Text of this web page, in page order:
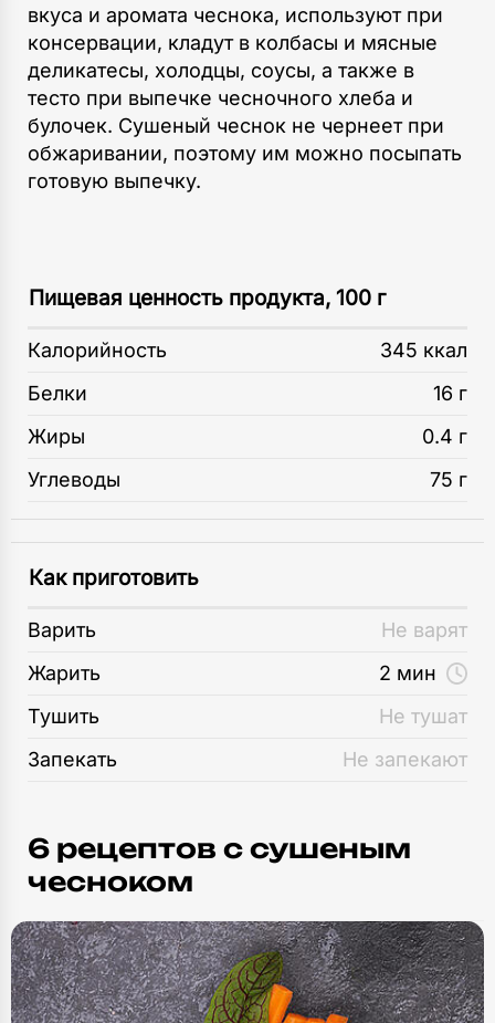
вкуса и аромата чеснока, используют при
консервации, кладут в колбасы и мясные
деликатесы, холодцы, соусы, а также в
тесто при выпечке чесночного хлеба и
булочек. Сушеный чеснок не чернеет при
обжаривании, поэтому им можно посыпать
готовую выпечку.
Пищевая ценность продукта, 100 г
Калорийность
345 ккал
Белки
16 г
Жиры
0.4 г
Углеводы
75 г
Как приготовить
Варить
Не варят
Жарить
2 мин
Тушить
Не тушат
Запекать
Не запекают
6 рецептов c сушеным
чесноком